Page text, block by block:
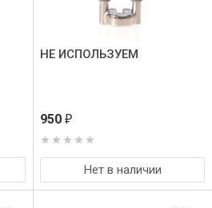
НЕ ИСПОЛЬЗУЕМ
950 ₽
Нет в наличии